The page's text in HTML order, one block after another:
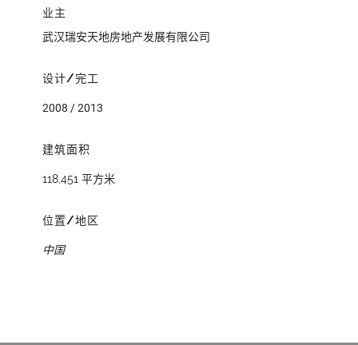
业主
武汉瑞安天地房地产发展有限公司
设计/完工
2008 / 2013
建筑面积
118,451 平方米
位置/地区
中国